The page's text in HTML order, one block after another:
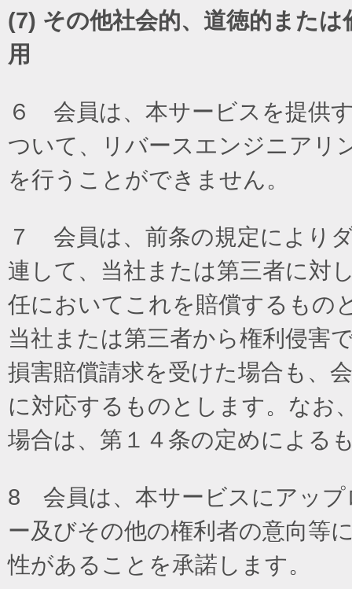
(7) その他社会的、道徳的また
用
６ 会員は、本サービスを提供
ついて、リバースエンジニアリ
を行うことができません。
７ 会員は、前条の規定により
連して、当社または第三者に対
任においてこれを賠償するもの
当社または第三者から権利侵害
損害賠償請求を受けた場合も、
に対応するものとします。なお
場合は、第１４条の定めによる
8 会員は、本サービスにアップ
ー及びその他の権利者の意向等
性があることを承諾します。